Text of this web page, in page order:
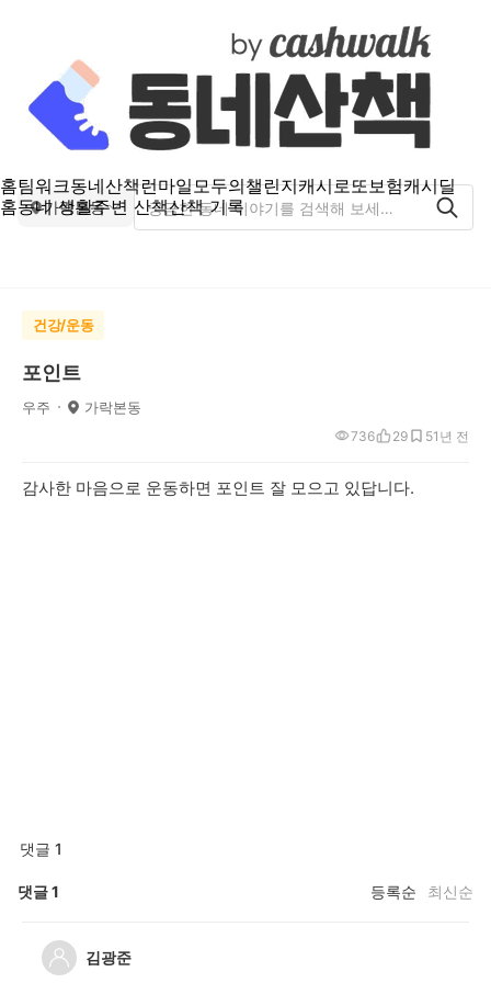
홈팀워크동네산책런마일모두의챌린지캐시로또보험캐시딜
홈동네 생활주변 산책산책 기록
가락본동
건강/운동
포인트
우주 가락본동
1년 전
736 29 5
감사한 마음으로 운동하면 포인트 잘 모으고 있답니다.
댓글 1
댓글1 등록순 최신순
김광준